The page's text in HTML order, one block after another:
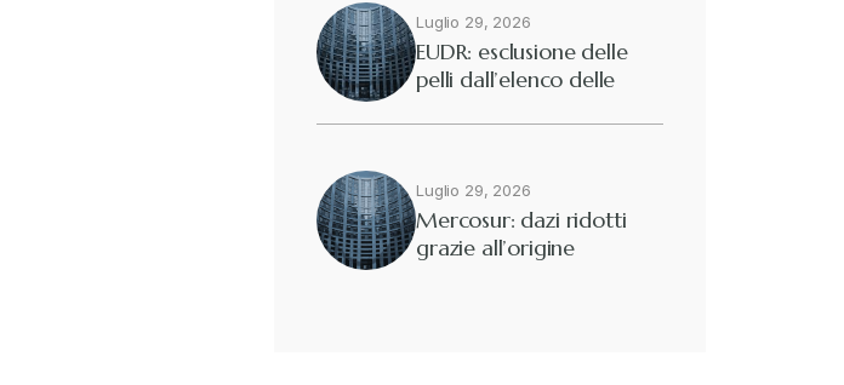
Luglio 29, 2026
EUDR: esclusione delle
pelli dall’elenco delle
Luglio 29, 2026
Mercosur: dazi ridotti
grazie all’origine